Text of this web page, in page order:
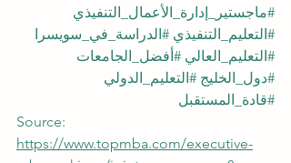
#ماجستير_إدارة_الأعمال_التنفيذي
#التعليم_التنفيذي #الدراسة_في_سويسرا
#التعليم_العالي #أفضل_الجامعات
#دول_الخليج #التعليم_الدولي
#قادة_المستقبل
Source:
https://www.topmba.com/executive-